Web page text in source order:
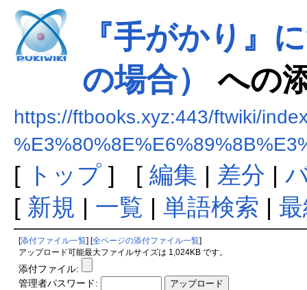
『手がかり』
の場合）
への
https://ftbooks.xyz:443/ftwiki/
[ トップ] [ 編集 | 差分 |
[ 新規 | 一覧 | 単語検索 |
添付ファイル一覧 全ページの添付ファイル一覧
アップロード可能最大ファイルサイズは 1,024KB です。
添付ファイル:
管理者パスワード: